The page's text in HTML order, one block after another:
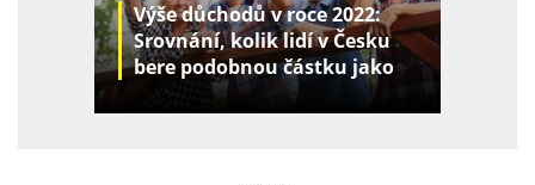
Výše důchodů v roce 2022:
Srovnání, kolik lidí v Česku
bere podobnou částku jako